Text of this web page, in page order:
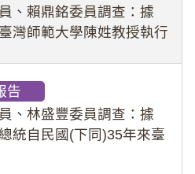
因畏懼成
、賴鼎銘委員調查：據
灣師範大學陳姓教授執行
案調查報告。(115教調
告
、林盛豐委員調查：據
統自民國(下同)35年來臺